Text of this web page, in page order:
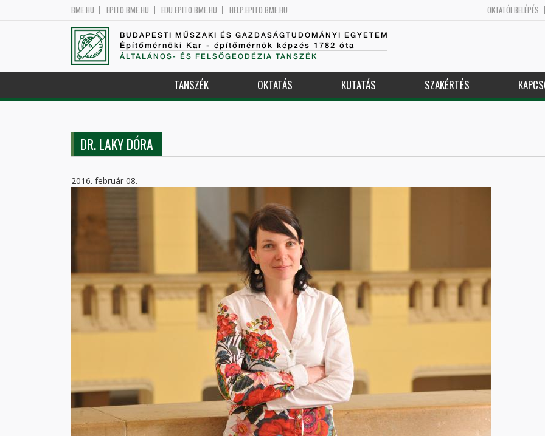
BME.HU EPITO.BME.HU EDU.EPITO.BME.HU HELP.EPITO.BME.HU OKTATÓI BELÉPÉS
BUDAPESTI MŰSZAKI ÉS GAZDASÁGTUDOMÁNYI EGYETEM
Építőmérnöki Kar - építőmérnök képzés 1782 óta
ÁLTALÁNOS- ÉS FELSŐGEODÉZIA TANSZÉK
TANSZÉK OKTATÁS KUTATÁS SZAKÉRTÉS
DR. LAKY DÓRA
2016. február 08.